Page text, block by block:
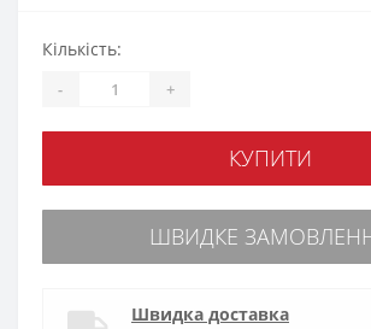
Кількість:
- +
КУПИТИ
ШВИДКЕ
Швидка доставка